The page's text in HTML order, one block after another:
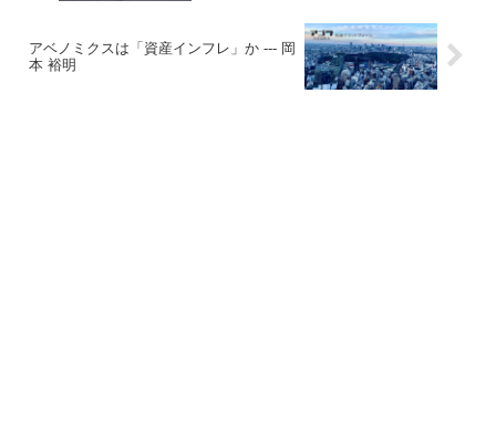
アベノミクスは「資産インフレ」か --- 岡
本 裕明